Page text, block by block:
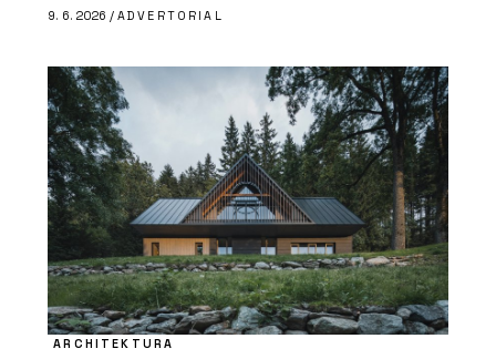
9. 6. 2026 / ADVERTORIAL
ARCHITEKTURA